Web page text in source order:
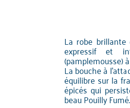
La robe
expressif et
(pamplemousse)
La bouche à
équilibre sur la
épicés qui
beau Pouilly Fumé.